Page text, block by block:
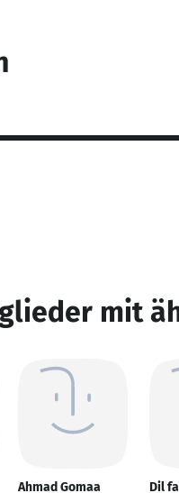
mit
Ahmad Gomaa Dil